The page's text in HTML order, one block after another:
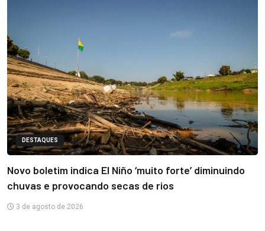
DESTAQUES
Novo boletim indica El Niño ‘muito forte’ diminuindo
chuvas e provocando secas de rios
3 de agosto de 2026